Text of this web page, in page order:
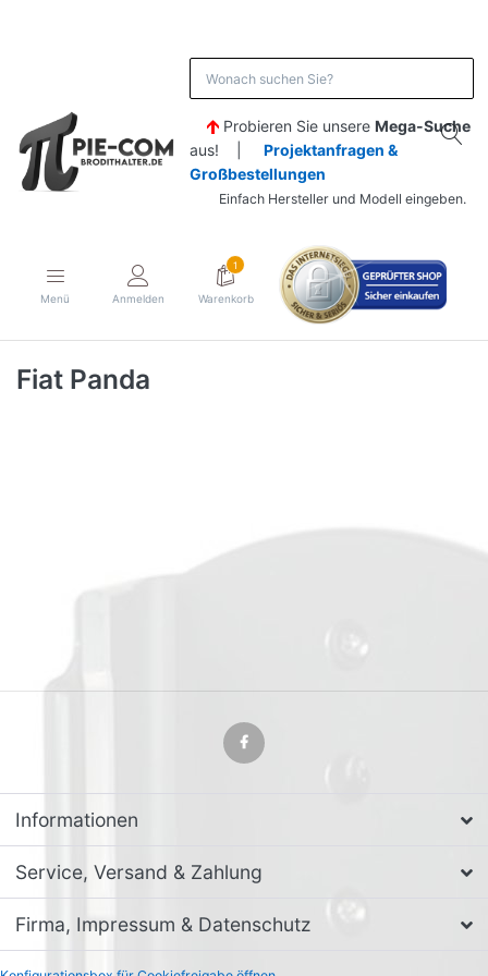
Probieren Sie unsere Mega-Suche
aus! | Projektanfragen &
Großbestellungen
Einfach Hersteller und Modell eingeben.
Menü Anmelden
1
Warenkorb
Fiat Panda
Informationen
Service, Versand & Zahlung
Firma, Impressum & Datenschutz